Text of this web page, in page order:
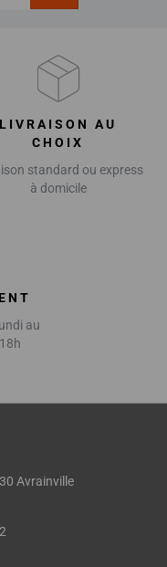
LIVRAISON AU
CHOIX
standard ou express
à domicile
au
Avrainville